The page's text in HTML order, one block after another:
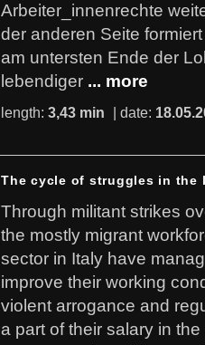
Arbeiter_innenrechte
der anderen Seite
am untersten Ende der
lebendiger ... more
length: 3,43 min | date:
The cycle of struggles in
Through militant strikes
the mostly migrant
sector in Italy have
improve their working
violent arrogance and
a part of their salary in